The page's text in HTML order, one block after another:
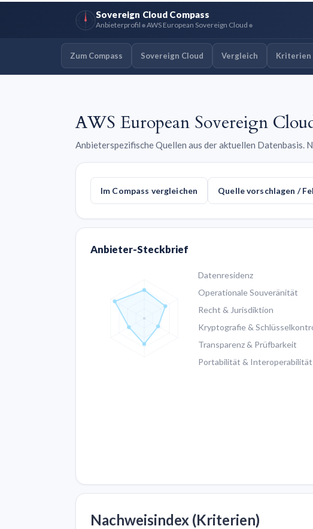
Sovereign Cloud Compass
Anbieterprofil •AWS European Sovereign Cloud •
Zum Compass Sovereign Cloud Vergleich Kriterien
AWS European Sovereign
Anbieterspezifische Quellen aus der aktuellen Datenbasis.
Im Compass vergleichen Quelle vorschlagen /
Anbieter-Steckbrief
Datenresidenz
Operationale Souveränität
Recht & Jurisdiktion
Kryptografie &
Transparenz & Prüfbarkeit
Portabilität & Interoperabilität
Nachweisindex (Kriterien)